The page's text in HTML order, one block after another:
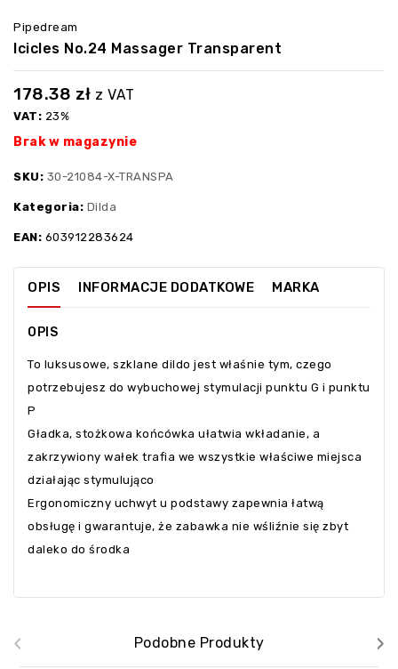
Pipedream
Icicles No.24 Massager Transparent
178.38 zł z VAT
VAT: 23%
Brak w magazynie
SKU: 30-21084-X-TRANSPA
Kategoria: Dilda
EAN: 603912283624
OPIS INFORMACJE DODATKOWE MARKA
OPIS
To luksusowe, szklane dildo jest właśnie tym, czego
potrzebujesz do wybuchowej stymulacji punktu G i punktu
P
Gładka, stożkowa końcówka ułatwia wkładanie, a
zakrzywiony wałek trafia we wszystkie właściwe miejsca
działając stymulująco
Ergonomiczny uchwyt u podstawy zapewnia łatwą
obsługę i gwarantuje, że zabawka nie wśliźnie się zbyt
daleko do środka
Podobne Produkty
‹ ›